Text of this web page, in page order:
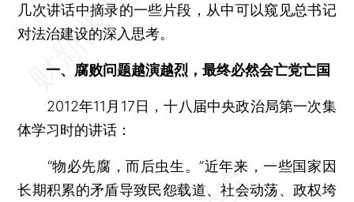
几次讲话中摘录的一些片段，从中可以窥见总书记
对法治建设的深入思考。
一、腐败问题越演越烈，最终必然会亡党亡国
2012年11月17日，十八届中央政治局第一次集
体学习时的讲话：
“物必先腐，而后虫生。”近年来，一些国家因
长期积累的矛盾导致民怨载道、社会动荡、政权垮